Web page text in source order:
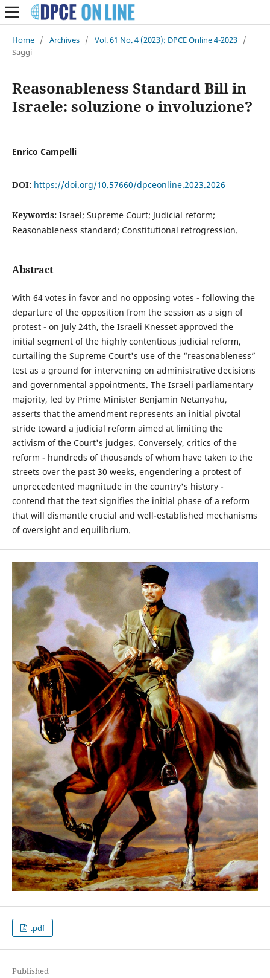
Home / Archives / Vol. 61 No. 4 (2023): DPCE Online 4-2023 /
Saggi
Reasonableness Standard Bill in
Israele: soluzione o involuzione?
Enrico Campelli
DOI: https://doi.org/10.57660/dpceonline.2023.2026
Keywords: Israel; Supreme Court; Judicial reform;
Reasonableness standard; Constitutional retrogression.
Abstract
With 64 votes in favor and no opposing votes - following the
departure of the opposition from the session as a sign of
protest - on July 24th, the Israeli Knesset approved the
initial segment of the highly contentious judicial reform,
curtailing the Supreme Court's use of the “reasonableness”
test as a ground for intervening on administrative decisions
and governmental appointments. The Israeli parliamentary
majority, led by Prime Minister Benjamin Netanyahu,
asserts that the amendment represents an initial pivotal
stride toward a judicial reform aimed at limiting the
activism of the Court's judges. Conversely, critics of the
reform - hundreds of thousands of whom have taken to the
streets over the past 30 weeks, engendering a protest of
unprecedented magnitude in the country's history -
contend that the text signifies the initial phase of a reform
that will dismantle crucial and well-established mechanisms
of oversight and equilibrium.
.pdf
Published